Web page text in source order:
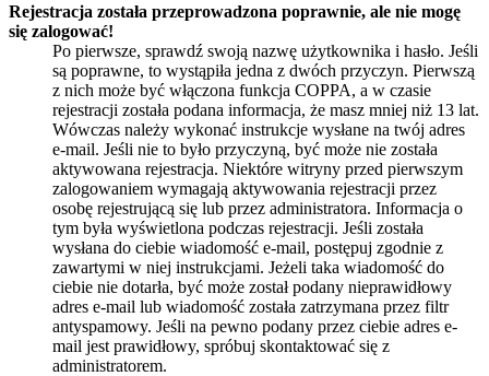
Rejestracja została przeprowadzona poprawnie, ale nie mogę
się zalogować!
Po pierwsze, sprawdź swoją nazwę użytkownika i hasło. Jeśli
są poprawne, to wystąpiła jedna z dwóch przyczyn. Pierwszą
z nich może być włączona funkcja COPPA, a w czasie
rejestracji została podana informacja, że masz mniej niż 13 lat.
Wówczas należy wykonać instrukcje wysłane na twój adres
e-mail. Jeśli nie to było przyczyną, być może nie została
aktywowana rejestracja. Niektóre witryny przed pierwszym
zalogowaniem wymagają aktywowania rejestracji przez
osobę rejestrującą się lub przez administratora. Informacja o
tym była wyświetlona podczas rejestracji. Jeśli została
wysłana do ciebie wiadomość e-mail, postępuj zgodnie z
zawartymi w niej instrukcjami. Jeżeli taka wiadomość do
ciebie nie dotarła, być może został podany nieprawidłowy
adres e-mail lub wiadomość została zatrzymana przez filtr
antyspamowy. Jeśli na pewno podany przez ciebie adres e-
mail jest prawidłowy, spróbuj skontaktować się z
administratorem.